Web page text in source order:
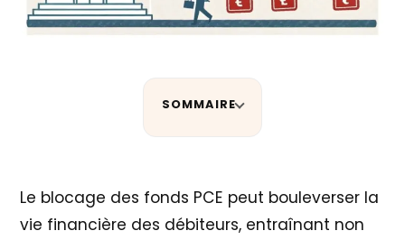
Le blocage des fonds PCE peut bouleverser la
vie financière des débiteurs, entraînant non
SOMMAIRE